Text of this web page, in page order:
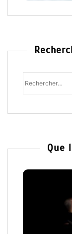
Rechercher
Que